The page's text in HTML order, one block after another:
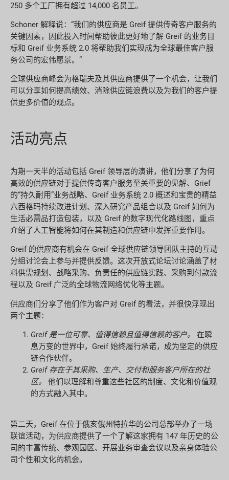
250 多个工厂拥有超过 14,000 名员工。
Schoner 解释说：“我们的供应商是 Greif 提供传奇客户服务的
关键因素，因此投入时间帮助彼此更好地了解 Greif 的业务目
标和 Greif 业务系统 2.0 将帮助我们实现成为全球最佳客户服
务公司的宏伟愿景。”
全球供应商峰会为格瑞夫及其供应商提供了一个机会，让我们
可以分享如何提高绩效、消除供应链浪费以及为我们的客户提
供更多价值的观点。
活动亮点
为期一天半的活动包括 Greif 领导层的演讲，他们分享了为何
高效的供应链对于提供传奇客户服务至关重要的见解、Grief
的“持久耐用”业务战略、Greif 业务系统 2.0 概述和宝贵的精益
六西格玛持续改进计划、深入研究产品组合以及 Greif 如何为
生活必需品打造包装，以及 Greif 的数字现代化路线图，重点
介绍了人工智能将如何在其制造和供应链中发挥重要作用。
Greif 的供应商有机会在 Greif 全球供应链领导团队主持的互动
分组讨论会上参与并提供反馈。这次开放式论坛讨论涵盖了材
料供需规划、战略采购、负责任的供应链实践、采购到付款流
程以及 Greif 广泛的全球物流网络优化等主题。
供应商们分享了他们作为客户对 Greif 的看法，并很快浮现出
两个主题：
Greif 是一位可靠、值得信赖且值得信赖的客户。 在瞬
息万变的世界中，Greif 始终履行承诺，成为坚定的供应
链合作伙伴。
Greif 存在于其采购、生产、交付和服务客户所在的社
区。 他们以理解和尊重这些社区的制度、文化和价值观
的方式融入其中。
第二天，Greif 在位于俄亥俄州特拉华的公司总部举办了一场
联谊活动，为供应商提供了一个了解这家拥有 147 年历史的公
司的丰富传统、参观园区、开展业务审查会议以及亲身体验公
司个性和文化的机会。